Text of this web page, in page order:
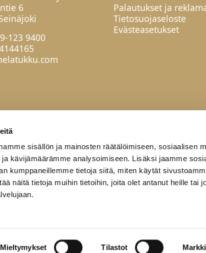
sisällön ja mainosten räätälöimiseen, sosiaalisen
kävijämäärämme analysoimiseen. Lisäksi jaamme
kumppaneillemme tietoja siitä, miten käytät
näitä tietoja muihin tietoihin, joita olet antanut heille tai
Mieltymykset Tilastot
6
123 9400
Palautukset ja
Tietosuojaseloste
Evästeasetukset